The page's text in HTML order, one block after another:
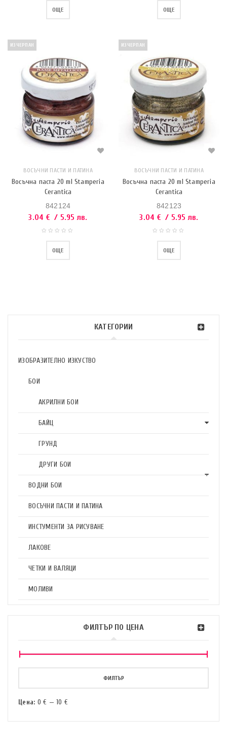
КАТЕГОРИИ
ИЗОБРАЗИТЕЛНО ИЗКУСТВО
БОИ
АКРИЛНИ БОИ
БАЙЦ
ГРУНД
ДРУГИ БОИ
ВОДНИ БОИ
ВОСЪЧНИ ПАСТИ И ПАТИНА
ИНСТУМЕНТИ ЗА РИСУВАНЕ
ЛАКОВЕ
ЧЕТКИ И ВАЛЯЦИ
МОЛИВИ
ФИЛТЪР ПО ЦЕНА
ФИЛТЪР
Цена: 0 € — 10 €
ОЩЕ ОЩЕ
ИЗЧЕРПАН
ВОСЪЧНИ ПАСТИ И ПАТИНА
Восъчна паста 20 ml Stamperia
Cerantica
842124
3.04 € / 5.95 лв.
ОЩЕ
ИЗЧЕРПАН
ВОСЪЧНИ ПАСТИ И ПАТИНА
Восъчна паста 20 ml Stamperia
Cerantica
842123
3.04 € / 5.95 лв.
ОЩЕ